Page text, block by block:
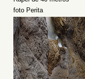
foto Perita